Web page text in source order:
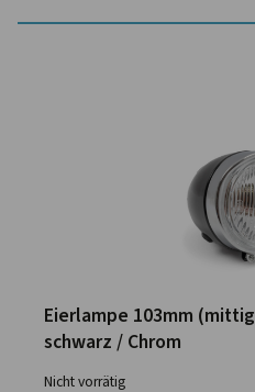
Eierlampe 103mm
schwarz / Chrom
Nicht vorrätig